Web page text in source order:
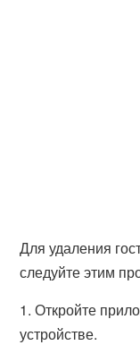
Для удаления
следуйте этим
1. Откройте
устройстве.